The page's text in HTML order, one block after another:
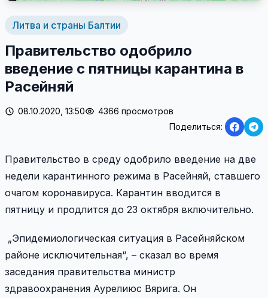
Литва и страны Балтии
Правительство одобрило
введение с пятницы карантина в
Расейняй
08.10.2020, 13:50
4366 просмотров
Поделиться:
Правительство в среду одобрило введение на две
недели карантинного режима в Расейняй, ставшего
очагом коронавируса. Карантин вводится в
пятницу и продлится до 23 октября включительно.
„Эпидемиологическая ситуация в Расейняйском
районе исключительная“, – сказал во время
заседания правительства министр
здравоохранения Аурелиюс Вярига. Он